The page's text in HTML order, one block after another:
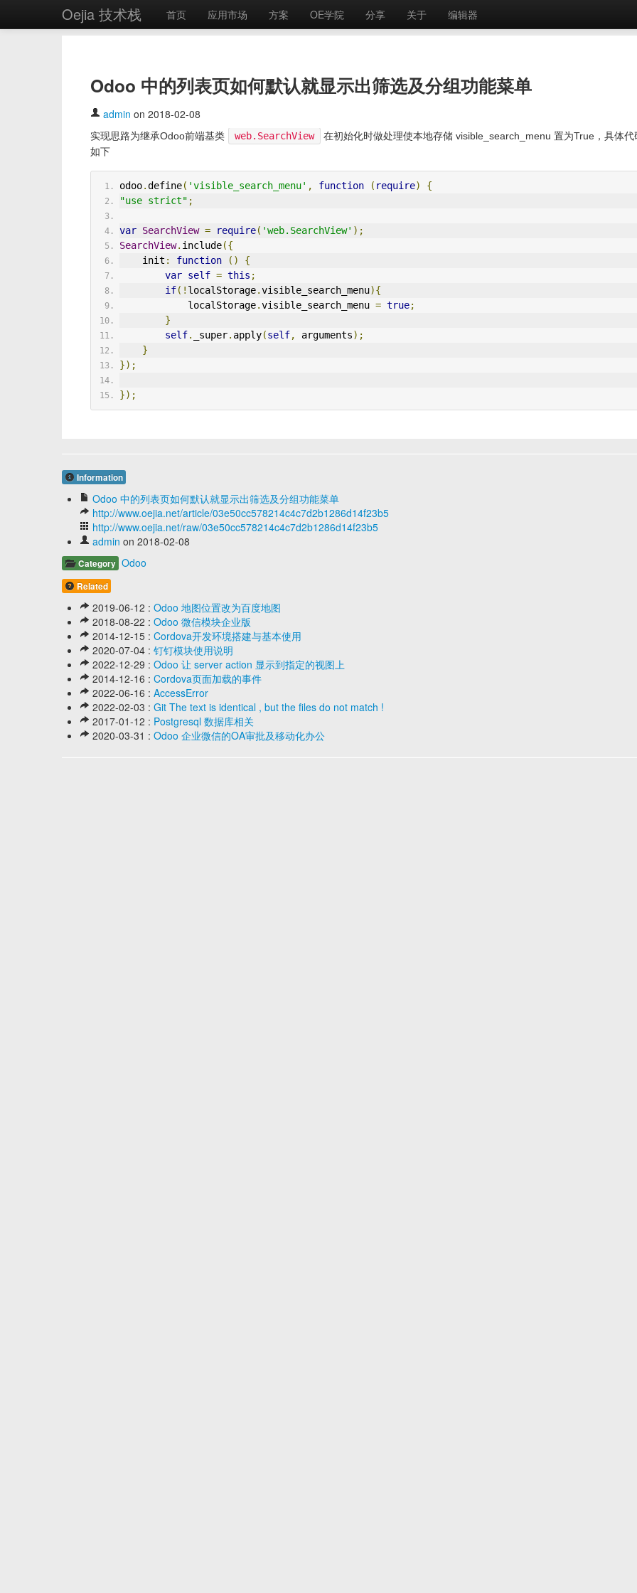
Oejia 技术栈 首页 应用市场 方案 OE学院 分享 关于 编辑器
Odoo 中的列表页如何默认就显示出筛选及分组功能菜单
admin on 2018-02-08
实现思路为继承Odoo前端基类 web.SearchView
在初始化时做处理使本地存储 visible_search_menu 置为True，具体代
如下
odoo.define( 'visible_search_menu' , function ( require)
{
"use strict" ;
var SearchView = require( 'web.SearchView' );
SearchView. include({
    init
: function ()
{
var self = this ;
if(! localStorage.visible_search_menu){
            localStorage
.visible_search_menu = true;
}
self. _super. apply(self, arguments);
}
});
});
Information
Odoo 中的列表页如何默认就显示出筛选及分组功能菜单
http://www.oejia.net/article/03e50cc578214c4c7d2b1286d14f23b5
http://www.oejia.net/raw/03e50cc578214c4c7d2b1286d14f23b5
admin on 2018-02-08
Category Odoo
Related
2019-06-12 : Odoo 地图位置改为百度地图
2018-08-22 : Odoo 微信模块企业版
2014-12-15 : Cordova开发环境搭建与基本使用
2020-07-04 : 钉钉模块使用说明
2022-12-29 : Odoo 让 server action 显示到指定的视图上
2014-12-16 : Cordova页面加载的事件
2022-06-16 : AccessError
2022-02-03 : Git The text is identical , but the files do not match !
2017-01-12 : Postgresql 数据库相关
2020-03-31 : Odoo 企业微信的OA审批及移动化办公